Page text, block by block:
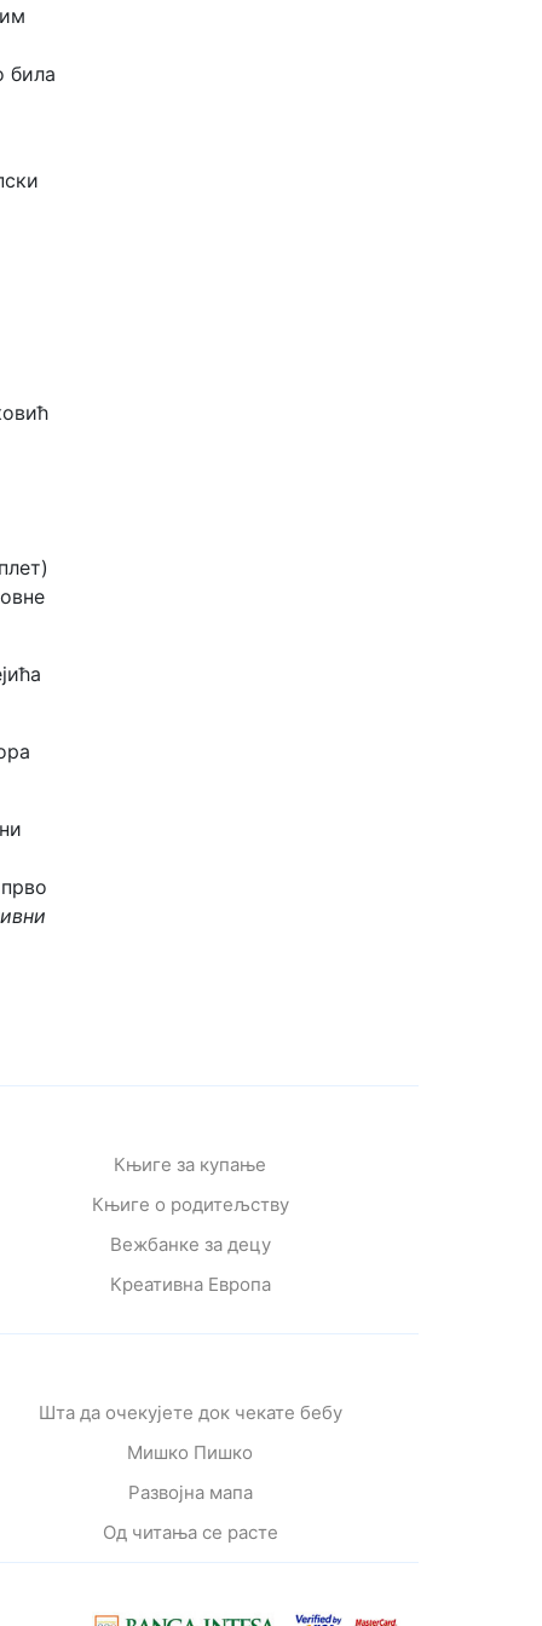
била
Књиге за купање
Књиге о родитељству
Вежбанке за децу
Креативна Европа
Шта да очекујете док чекате бебу
Мишко Пишко
Развојна мапа
Од читања се расте